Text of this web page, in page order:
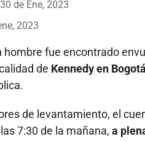
30 de Ene, 2023
2023
hombre fue encontrado
de Kennedy en
de levantamiento, el
7:30 de la mañana, a